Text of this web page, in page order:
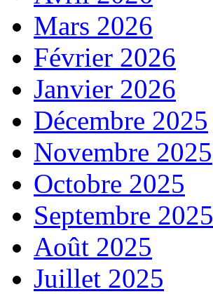
Mars 2026
Février 2026
Janvier 2026
Décembre 2025
Novembre 2025
Octobre 2025
Septembre 2025
Août 2025
Juillet 2025